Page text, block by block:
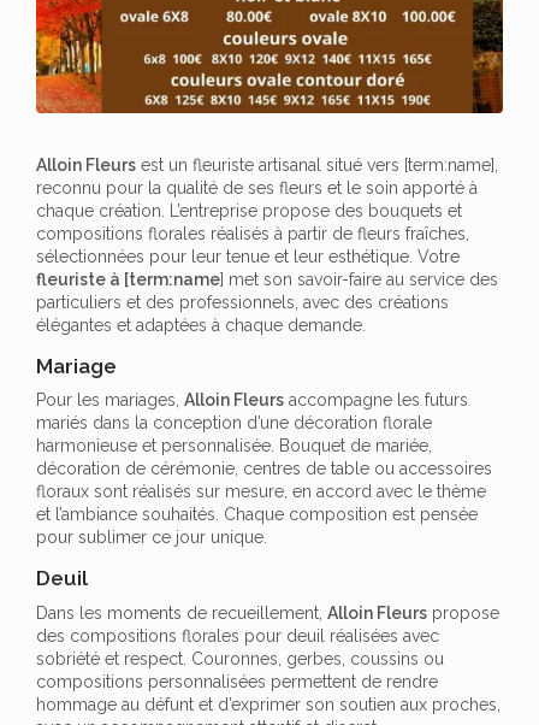
Alloin Fleurs est un fleuriste artisanal situé vers [term:name],
reconnu pour la qualité de ses fleurs et le soin apporté à
chaque création. L’entreprise propose des bouquets et
compositions florales réalisés à partir de fleurs fraîches,
sélectionnées pour leur tenue et leur esthétique. Votre
fleuriste à [term:name] met son savoir-faire au service des
particuliers et des professionnels, avec des créations
élégantes et adaptées à chaque demande.
Mariage
Pour les mariages, Alloin Fleurs accompagne les futurs
mariés dans la conception d’une décoration florale
harmonieuse et personnalisée. Bouquet de mariée,
décoration de cérémonie, centres de table ou accessoires
floraux sont réalisés sur mesure, en accord avec le thème
et l’ambiance souhaités. Chaque composition est pensée
pour sublimer ce jour unique.
Deuil
Dans les moments de recueillement, Alloin Fleurs propose
des compositions florales pour deuil réalisées avec
sobriété et respect. Couronnes, gerbes, coussins ou
compositions personnalisées permettent de rendre
hommage au défunt et d’exprimer son soutien aux proches,